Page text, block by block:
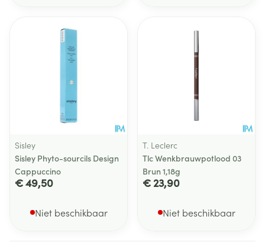
Sisley
Sisley Phyto-sourcils Design
Cappuccino
€ 49,50
Niet beschikbaar
T. Leclerc
Tlc Wenkbrauwpotlood 03
Brun 1,18g
€ 23,90
Niet beschikbaar